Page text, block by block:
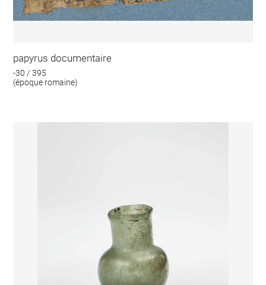
papyrus documentaire
-30 / 395
(époque romaine)